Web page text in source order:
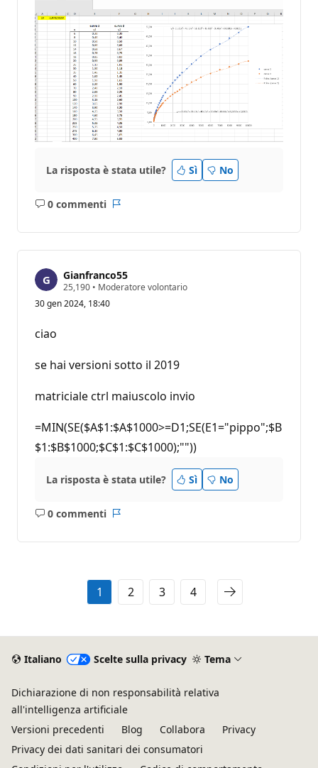
La risposta è stata utile? Sì No
0 commenti
Nessun
Gianfranco55
25,190 P
n
r
e
u
t
z
o
n
• Moderatore volontario
30 gen 2024, 18:40
ciao
se hai versioni sotto il 2019
matriciale ctrl maiuscolo invio
=MIN(SE($A$1:$A$1000>=D1;SE(E1="pippo";$B
$1:$B$1000;$C$1:$C$1000);""))
La risposta è stata utile? Sì No
0 commenti
Nessun
1 2 3 4
Italiano Scelte sulla privacy Tema
Dichiarazione di non responsabilità relativa
all'intelligenza artificiale
Versioni precedenti
Blog Collabora
Privacy
Privacy dei dati sanitari dei consumatori